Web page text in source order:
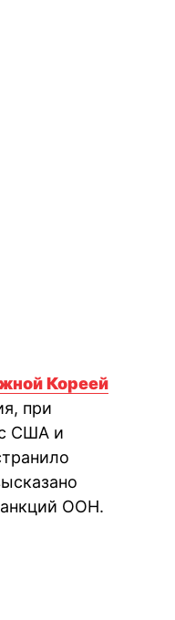
Кореей
при
с США и
ООН.